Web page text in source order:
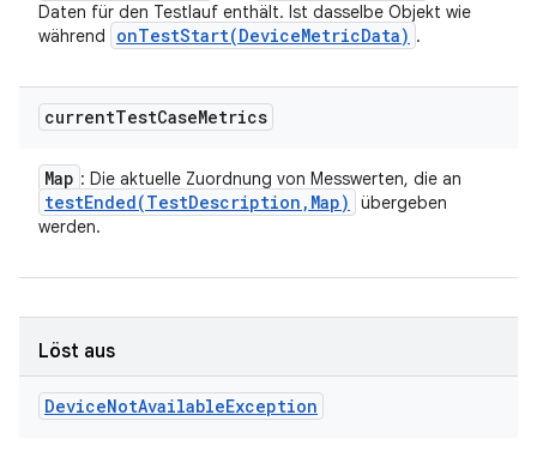
Daten für den Testlauf enthält. Ist dasselbe Objekt wie
während
onTestStart(DeviceMetricData) .
currentTestCaseMetrics
Map : Die aktuelle Zuordnung von Messwerten, die an
testEnded(TestDescription , Map)
übergeben
werden.
Löst aus
DeviceNotAvailableException